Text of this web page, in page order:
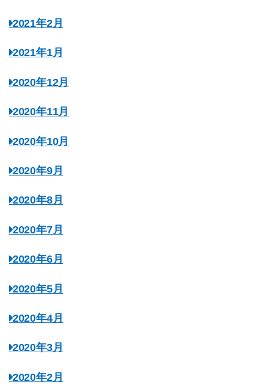
2021年2月
2021年1月
2020年12月
2020年11月
2020年10月
2020年9月
2020年8月
2020年7月
2020年6月
2020年5月
2020年4月
2020年3月
2020年2月